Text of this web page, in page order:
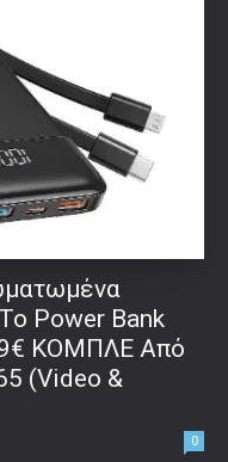
Power Bank
ΚΟΜΠΛΕ Από
(Video &
0